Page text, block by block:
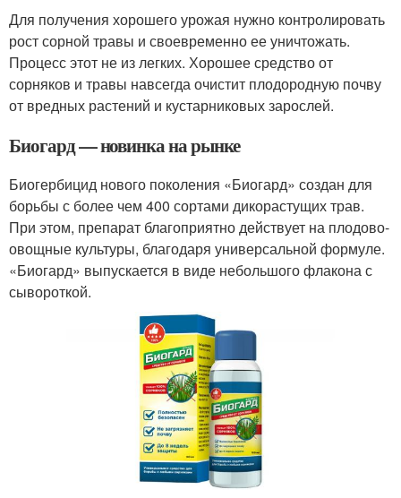
Для получения хорошего урожая нужно контролировать
рост сорной травы и своевременно ее уничтожать.
Процесс этот не из легких. Хорошее средство от
сорняков и травы навсегда очистит плодородную почву
от вредных растений и кустарниковых зарослей.
Биогард — новинка на рынке
Биогербицид нового поколения «Биогард» создан для
борьбы с более чем 400 сортами дикорастущих трав.
При этом, препарат благоприятно действует на плодово-
овощные культуры, благодаря универсальной формуле.
«Биогард» выпускается в виде небольшого флакона с
сывороткой.